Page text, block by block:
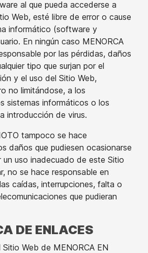
al que pueda accederse a
Web, esté libre de error o cause
informático (software y
En ningún caso MENORCA
por las pérdidas, daños
tipo que surjan por el
y el uso del Sitio Web,
no limitándose, a los
sistemas informáticos o los
introducción de virus.
tampoco se hace
daños que pudiesen ocasionarse
un uso inadecuado de este Sitio
no se hace responsable en
caídas, interrupciones, falta o
que pudieran
DE ENLACES
Web de MENORCA EN